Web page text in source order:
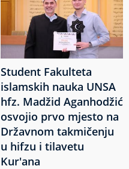
Student Fakulteta
islamskih nauka UNSA
hfz. Madžid Aganhodžić
osvojio prvo mjesto na
Državnom takmičenju
u hifzu i tilavetu
Kur'ana